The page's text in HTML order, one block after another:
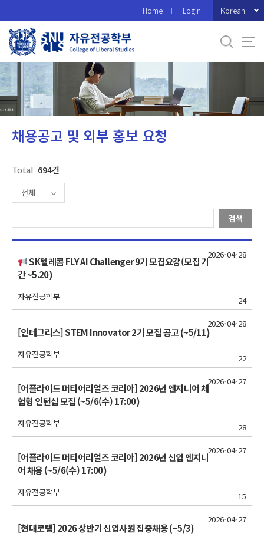
로
메
뉴
Home Login Korean
채용공고 및 외부 홍보 요청
Total 694건
전체
검색
SK텔레콤 FLY AI Challenger 9기 모집요강(모집 기
간 ~5.20)
자유전공학부 24
2026-04-28
[인테그리스] STEM Innovator 2기 모집 공고 (~5/11)
자유전공학부 22
2026-04-28
[어플라이드 머티어리얼즈 코리아] 2026년 엔지니어 체
험형 인턴십 모집 (~5/6(수) 17:00)
자유전공학부 28
2026-04-27
[어플라이드 머티어리얼즈 코리아] 2026년 신입 엔지니
어 채용 (~5/6(수) 17:00)
자유전공학부 15
2026-04-27
[현대로템] 2026 상반기 신입사원 집중채용 (~5/3)
2026-04-27